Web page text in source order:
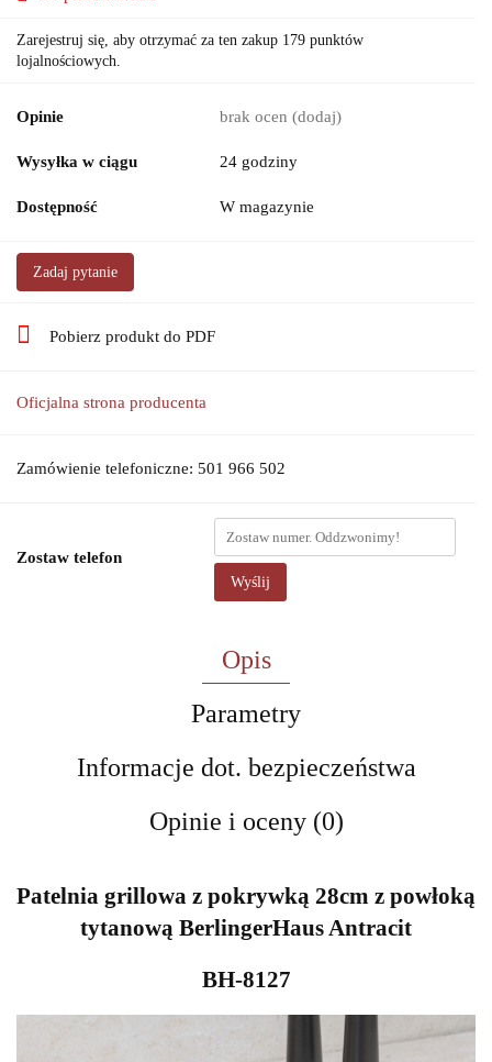
Zarejestruj się, aby otrzymać za ten zakup 179 punktów
lojalnościowych.
Opinie brak ocen (dodaj)
Wysyłka w ciągu 24 godziny
Dostępność W magazynie
Zadaj pytanie
Pobierz produkt do PDF
Oficjalna strona producenta
Zamówienie telefoniczne: 501 966 502
Zostaw telefon
Wyślij
Opis
Parametry
Informacje dot. bezpieczeństwa
Opinie i oceny (0)
Patelnia grillowa z pokrywką 28cm z powłoką
tytanową BerlingerHaus Antracit
BH-8127